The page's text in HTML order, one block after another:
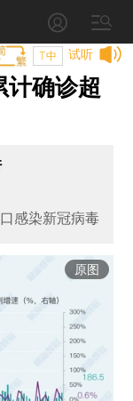
试听
T中
计确诊超
感染新冠病毒
原图